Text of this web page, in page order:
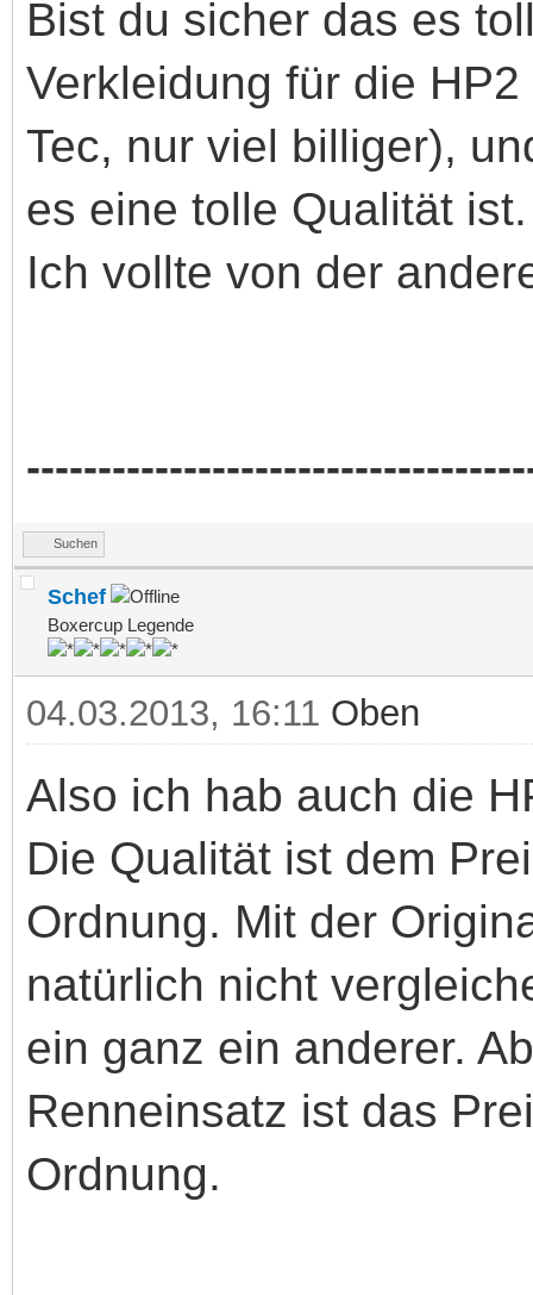
Bist du sicher das es
Verkleidung für die
Tec, nur viel billiger),
es eine tolle Qualität ist.
Ich vollte von der
Suchen
Schef
Boxercup Legende
04.03.2013, 16:11 Oben
Also ich hab auch die
Die Qualität ist dem
Ordnung. Mit der
natürlich nicht
ein ganz ein anderer.
Renneinsatz ist das
Ordnung.